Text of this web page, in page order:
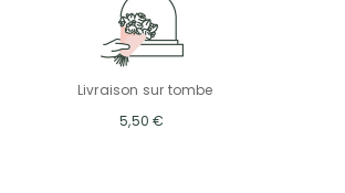
Livraison sur tombe
5,50 €